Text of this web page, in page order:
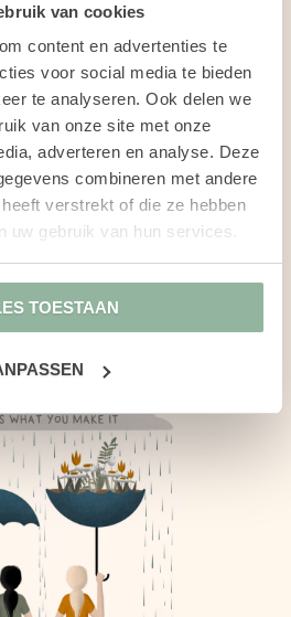
van cookies
content en advertenties te
voor social media te bieden
te analyseren. Ook delen we
van onze site met onze
adverteren en analyse. Deze
combineren met andere
verstrekt of die ze hebben
uw gebruik van hun services.
TOESTAAN
075 - 207 30 12
EEN EMAIL